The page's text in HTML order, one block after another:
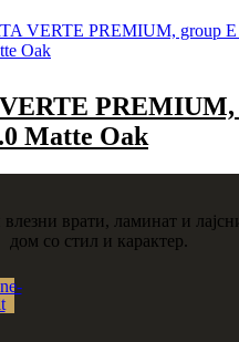
PREMIUM,
Matte Oak
врати, ламинат и
дом со стил и карактер.